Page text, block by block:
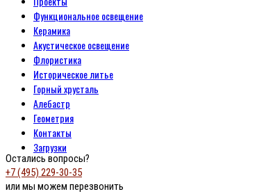
Функциональное освещение
Керамика
Акустическое освещение
Флористика
Историческое литье
Горный хрусталь
Алебастр
Геометрия
Контакты
Загрузки
Остались вопросы?
+7 (495) 229-30-35
или мы можем перезвонить